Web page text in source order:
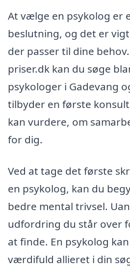
At vælge en psykolog er
beslutning, og det er
der passer til dine
priser.dk kan du søge
psykologer i Gadevang
tilbyder en første
kan vurdere, om
for dig.
Ved at tage det første
en psykolog, kan du
bedre mental trivsel.
udfordring du står over
at finde. En psykolog
værdifuld allieret i din